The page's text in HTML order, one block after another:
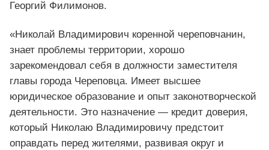
Георгий Филимонов.
«Николай Владимирович коренной череповчанин,
знает проблемы территории, хорошо
зарекомендовал себя в должности заместителя
главы города Череповца. Имеет высшее
юридическое образование и опыт законотворческой
деятельности. Это назначение — кредит доверия,
который Николаю Владимировичу предстоит
оправдать перед жителями, развивая округ и